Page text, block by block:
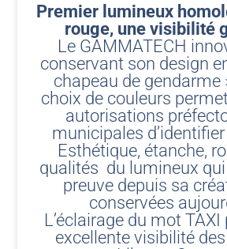
Premier lumineux
rouge, une visibilité
Le GAMMATECH
conservant son design
chapeau de gendarme
choix de couleurs
autorisations
municipales
Esthétique, étanche,
qualités du lumineux
preuve depuis sa
conservées
L’éclairage du mot
excellente visibilité